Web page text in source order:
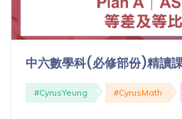
中六數學科(必修部份)精讀
#CyrusYeung #CyrusMath